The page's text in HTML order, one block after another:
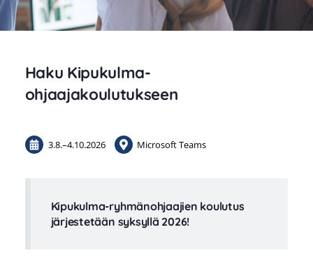
Haku Kipukulma-
ohjaajakoulutukseen
3.8.–4.10.2026 Microsoft Teams
Kipukulma-ryhmänohjaajien koulutus
järjestetään syksyllä 2026!